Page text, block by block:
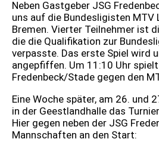
Neben Gastgeber JSG
uns auf die Bundesligisten MTV
Bremen. Vierter Teilnehmer ist
die die Qualifikation zur
verpasste. Das erste Spiel wird
angepfiffen. Um 11:10 Uhr
Fredenbeck/Stade gegen den
Eine Woche später, am 26. und
in der Geestlandhalle das
Hier gegen neben der JSG
Mannschaften an den Start: